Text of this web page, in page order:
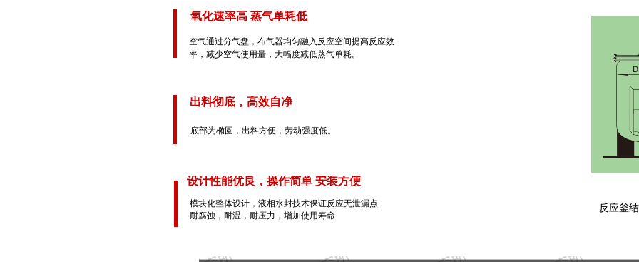
反应釜
氧化速率高 蒸气单耗低
出料彻底，高效自净
设计性能优良，操作简单 安装方便
空气通过分气盘，布气器均匀融入反应空间提高反应效
率，减少空气使用量，大幅度减低蒸气单耗。
底部为椭圆，出料方便，劳动强度低。
模块化整体设计，液相水封技术保证反应无泄漏点
耐腐蚀，耐温，耐压力，增加使用寿命